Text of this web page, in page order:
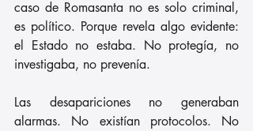
caso de Romasanta no es solo criminal,
es político. Porque revela algo evidente:
el Estado no estaba. No protegía, no
investigaba, no prevenía.
Las desapariciones no generaban
alarmas. No existían protocolos. No